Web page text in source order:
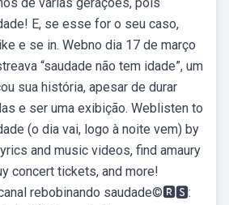
E, se esse for o seu caso,
e se in. Webno dia 17 de março
“saudade não tem idade”, um
sua história, apesar de durar
e ser uma exibição. Weblisten to
(o dia vai, logo à noite vem) by
and music videos, find amaury
concert tickets, and more!
rebobinando saudade©🆁🆂: